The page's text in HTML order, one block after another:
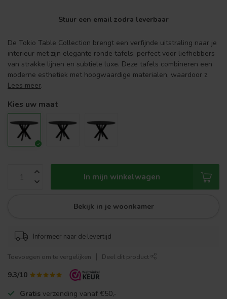
Stuur een email zodra leverbaar
De Tokio Table Collection brengt een verfijnde uitstraling naar je
interieur met zijn elegante ronde tafels, perfect voor liefhebbers
van strakke lijnen en subtiele luxe. Deze tafels combineren een
moderne esthetiek met hoogwaardige materialen, waardoor z
Lees meer.
Kies uw maat
In mijn winkelwagen
Bekijk in je woonkamer
Informeer naar de levertijd
Toevoegen om te vergelijken Deel dit product
9.3/10
Gratis verzending vanaf €50,-